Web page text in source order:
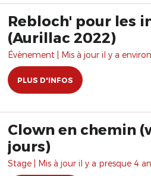
Rebloch' pour les
(Aurillac 2022)
Évènement | Mis à jour il y a
PLUS D'INFOS
Clown en chemin
jours)
Stage | Mis à jour il y a presque 4